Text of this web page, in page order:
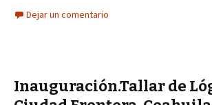
Dejar un comentario
Inauguración.Tallar de